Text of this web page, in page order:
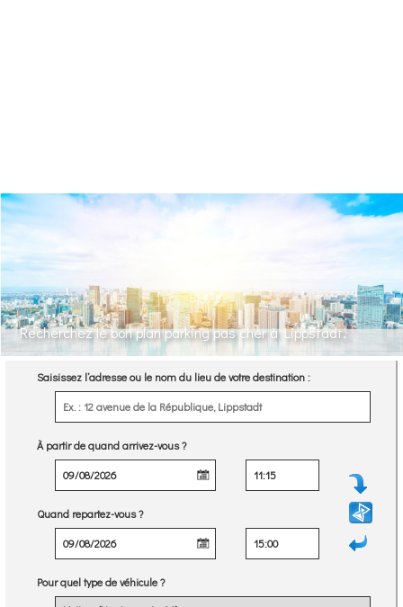
Recherchez le bon plan parking pas cher à Lippstadt.
Saisissez l’adresse ou le nom du lieu de votre destination :
À partir de quand arrivez-vous ?
Quand repartez-vous ?
Pour quel type de véhicule ?